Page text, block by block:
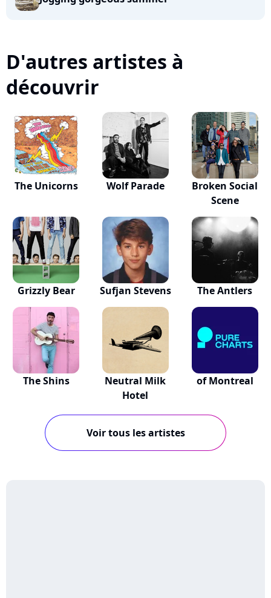
D'autres artistes à
découvrir
The Unicorns Wolf Parade
Broken Social
Scene
Grizzly Bear Sufjan Stevens The Antlers
The Shins
Neutral Milk
Hotel
of Montreal
Voir tous les artistes